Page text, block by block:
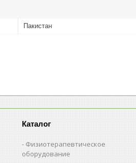
Пакистан
Каталог
Физиотерапевтическое
оборудование